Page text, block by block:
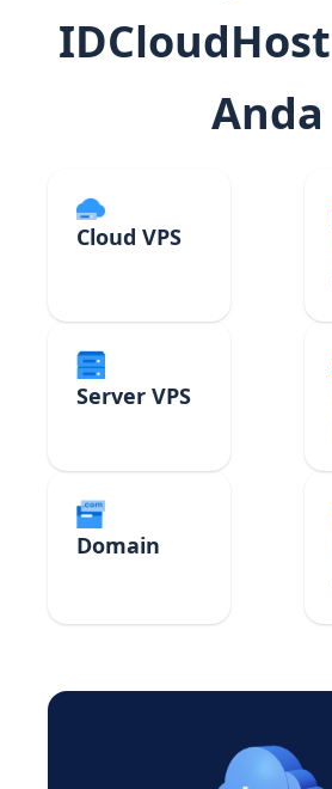
Anda
Cloud VPS
Server VPS
Domain